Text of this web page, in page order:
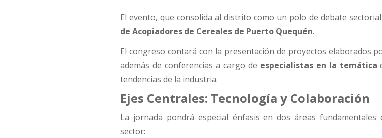
El evento, que consolida al distrito como un polo de debate
de Acopiadores de Cereales de Puerto Quequén.
El congreso contará con la presentación de proyectos elaborados
además de conferencias a cargo de especialistas en la temática
tendencias de la industria.
Ejes Centrales: Tecnología y Colaboración
La jornada pondrá especial énfasis en dos áreas fundamentales
sector: